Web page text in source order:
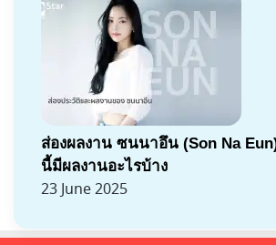
ส่องผลงาน ซนนาอึน (Son Na
นี้มีผลงานอะไรบ้าง
23 June 2025